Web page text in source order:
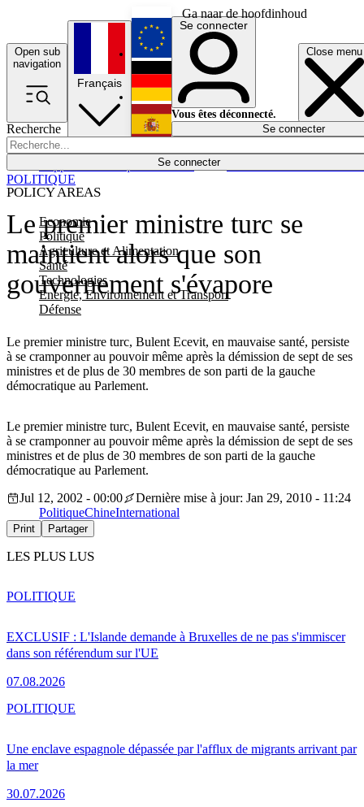
Ga naar de hoofdinhoud
Open sub
navigation
Close menu
Recherche
Se connecter
POLICY AREAS
Economie
Politique
Agriculture et Alimentation
Santé
Technologies
Energie, Environnement et Transport
Défense
Économie
Français
English
Deutsch
Español
Se connecter
Vous êtes déconnecté.
Se connecter
Le premier ministre turc se
maintient alors que son
gouvernement s'évapore
Le premier ministre turc, Bulent Ecevit, en mauvaise santé, persiste
à se cramponner au pouvoir même après la démission de sept de ses
ministres et de plus de 30 membres de son parti de la gauche
démocratique au Parlement.
POLITIQUE
Le premier ministre turc, Bulent Ecevit, en mauvaise santé, persiste
à se cramponner au pouvoir même après la démission de sept de ses
ministres et de plus de 30 membres de son parti de la gauche
démocratique au Parlement.
Jul 12, 2002 - 00:00
Dernière mise à jour: Jan 29, 2010 - 11:24
PolitiqueChineInternational
Print Partager
LES PLUS LUS
EXCLUSIF : L'Islande demande à Bruxelles de ne pas s'immiscer
dans son référendum sur l'UE
07.08.2026
POLITIQUE
Une enclave espagnole dépassée par l'afflux de migrants arrivant par
la mer
30.07.2026
POLITIQUE